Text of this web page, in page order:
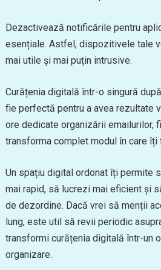
Dezactivează notificările pentru
esențiale. Astfel, dispozitivele tale
mai utile și mai puțin intrusive.
Curățenia digitală într-o singură
fie perfectă pentru a avea rezultate
ore dedicate organizării emailurilor,
transforma complet modul în care
Un spațiu digital ordonat îți permite
mai rapid, să lucrezi mai eficient și
de dezordine. Dacă vrei să menții
lung, este util să revii periodic
transformi curățenia digitală într-un
organizare.